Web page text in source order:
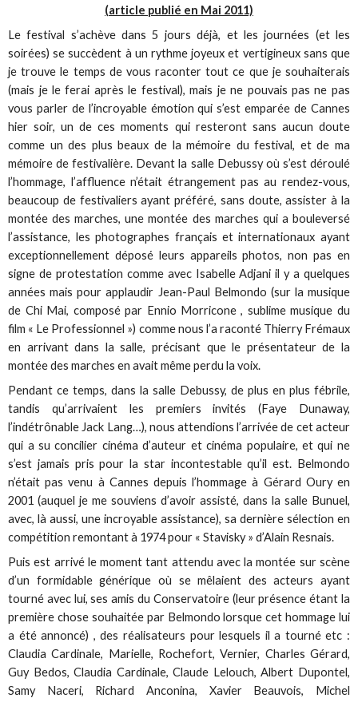
(article publié en Mai 2011)
Le festival s’achève dans 5 jours déjà, et les journées (et les
soirées) se succèdent à un rythme joyeux et vertigineux sans que
je trouve le temps de vous raconter tout ce que je souhaiterais
(mais je le ferai après le festival), mais je ne pouvais pas ne pas
vous parler de l’incroyable émotion qui s’est emparée de Cannes
hier soir, un de ces moments qui resteront sans aucun doute
comme un des plus beaux de la mémoire du festival, et de ma
mémoire de festivalière. Devant la salle Debussy où s’est déroulé
l’hommage, l’affluence n’était étrangement pas au rendez-vous,
beaucoup de festivaliers ayant préféré, sans doute, assister à la
montée des marches, une montée des marches qui a bouleversé
l’assistance, les photographes français et internationaux ayant
exceptionnellement déposé leurs appareils photos, non pas en
signe de protestation comme avec Isabelle Adjani il y a quelques
années mais pour applaudir Jean-Paul Belmondo (sur la musique
de Chi Mai, composé par Ennio Morricone , sublime musique du
film « Le Professionnel ») comme nous l’a raconté Thierry Frémaux
en arrivant dans la salle, précisant que le présentateur de la
montée des marches en avait même perdu la voix.
Pendant ce temps, dans la salle Debussy, de plus en plus fébrile,
tandis qu’arrivaient les premiers invités (Faye Dunaway,
l’indétrônable Jack Lang…), nous attendions l’arrivée de cet acteur
qui a su concilier cinéma d’auteur et cinéma populaire, et qui ne
s’est jamais pris pour la star incontestable qu’il est. Belmondo
n’était pas venu à Cannes depuis l’hommage à Gérard Oury en
2001 (auquel je me souviens d’avoir assisté, dans la salle Bunuel,
avec, là aussi, une incroyable assistance), sa dernière sélection en
compétition remontant à 1974 pour « Stavisky » d’Alain Resnais.
Puis est arrivé le moment tant attendu avec la montée sur scène
d’un formidable générique où se mêlaient des acteurs ayant
tourné avec lui, ses amis du Conservatoire (leur présence étant la
première chose souhaitée par Belmondo lorsque cet hommage lui
a été annoncé) , des réalisateurs pour lesquels il a tourné etc :
Claudia Cardinale, Marielle, Rochefort, Vernier, Charles Gérard,
Guy Bedos, Claudia Cardinale, Claude Lelouch, Albert Dupontel,
Samy Naceri, Richard Anconina, Xavier Beauvois, Michel